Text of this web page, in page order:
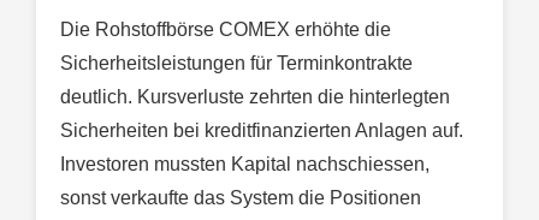
Die Rohstoffbörse COMEX erhöhte die
Sicherheitsleistungen für Terminkontrakte
deutlich. Kursverluste zehrten die hinterlegten
Sicherheiten bei kreditfinanzierten Anlagen auf.
Investoren mussten Kapital nachschiessen,
sonst verkaufte das System die Positionen